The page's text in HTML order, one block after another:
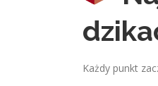
Każdy punkt